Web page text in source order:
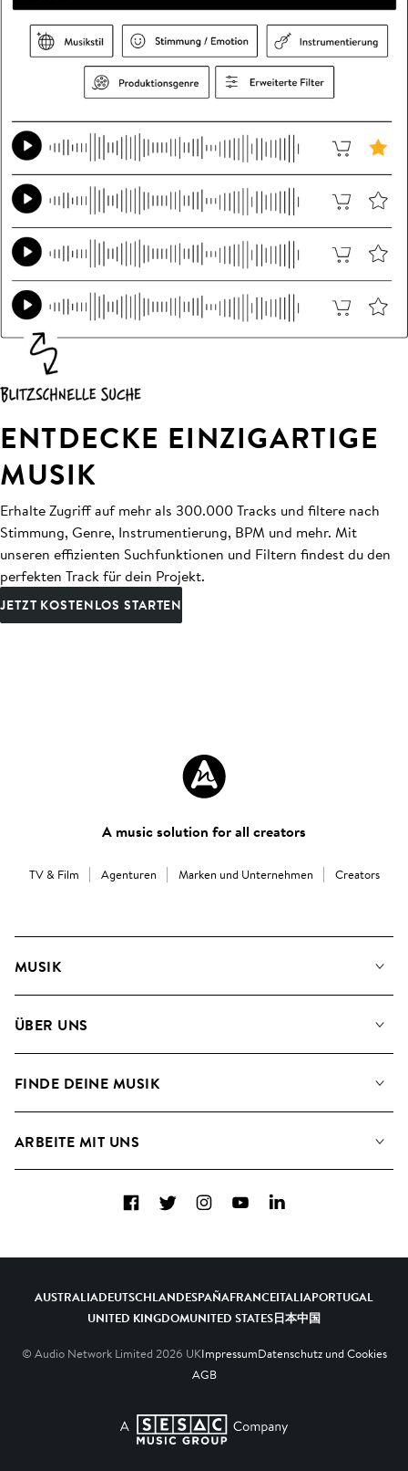
ENTDECKE EINZIGARTIGE
MUSIK
Erhalte Zugriff auf mehr als 300.000 Tracks und filtere nach
Stimmung, Genre, Instrumentierung, BPM und mehr. Mit
unseren effizienten Suchfunktionen und Filtern findest du den
perfekten Track für dein Projekt.
JETZT KOSTENLOS STARTEN
A music solution for all creators
TV & Film Agenturen Marken und Unternehmen Creators
MUSIK
Suche
ÜBER UNS
Blog
FINDE DEINE MUSIK
Kontakt
ARBEITE MIT UNS
A&R - Demo-Einsendungen
FacebookTwitterInstagramYouTubeLinkedIn
AUSTRALIADEUTSCHLANDESPAÑAFRANCEITALIAPORTUGAL
UNITED KINGDOMUNITED STATES日本中国
© Audio Network Limited 2026 UKImpressumDatenschutz und Cookies
AGB
A SESAC Company